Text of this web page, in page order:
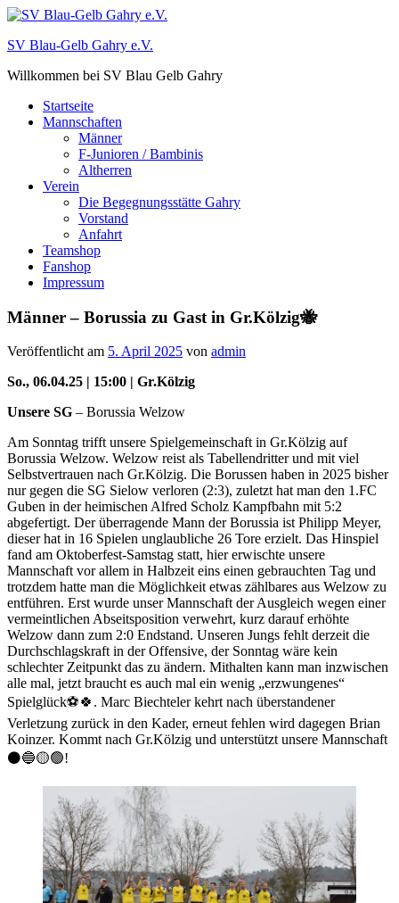
Zum
springen
SV Blau-Gelb Gahry e.V.
Willkommen bei SV Blau Gelb Gahry
Startseite
Mannschaften
Männer
F-Junioren / Bambinis
Altherren
Verein
Die Begegnungsstätte Gahry
Vorstand
Anfahrt
Teamshop
Fanshop
Impressum
Männer – Borussia zu Gast in Gr.Kölzig🐝
Veröffentlicht am 5. April 2025 von admin
So., 06.04.25 | 15:00 | Gr.Kölzig
Unsere SG – Borussia Welzow
Am Sonntag trifft unsere Spielgemeinschaft in Gr.Kölzig auf
Borussia Welzow. Welzow reist als Tabellendritter und mit viel
Selbstvertrauen nach Gr.Kölzig. Die Borussen haben in 2025 bisher
nur gegen die SG Sielow verloren (2:3), zuletzt hat man den 1.FC
Guben in der heimischen Alfred Scholz Kampfbahn mit 5:2
abgefertigt. Der überragende Mann der Borussia ist Philipp Meyer,
dieser hat in 16 Spielen unglaubliche 26 Tore erzielt. Das Hinspiel
fand am Oktoberfest-Samstag statt, hier erwischte unsere
Mannschaft vor allem in Halbzeit eins einen gebrauchten Tag und
trotzdem hatte man die Möglichkeit etwas zählbares aus Welzow zu
entführen. Erst wurde unser Mannschaft der Ausgleich wegen einer
vermeintlichen Abseitsposition verwehrt, kurz darauf erhöhte
Welzow dann zum 2:0 Endstand. Unseren Jungs fehlt derzeit die
Durchschlagskraft in der Offensive, der Sonntag wäre kein
schlechter Zeitpunkt das zu ändern. Mithalten kann man inzwischen
alle mal, jetzt braucht es auch mal ein wenig „erzwungenes“
Spielglück⚽️🍀. Marc Biechteler kehrt nach überstandener
Verletzung zurück in den Kader, erneut fehlen wird dagegen Brian
Koinzer. Kommt nach Gr.Kölzig und unterstützt unsere Mannschaft
⚫️🔵🟡🟢!